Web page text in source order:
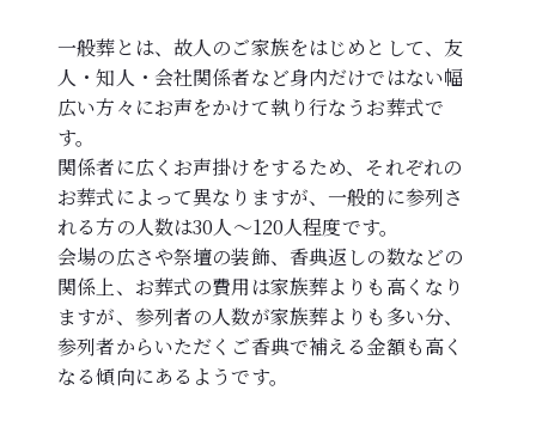
一般葬とは、故人のご家族をはじめとして、友
人・知人・会社関係者など身内だけではない幅
広い方々にお声をかけて執り行なうお葬式で
す。
関係者に広くお声掛けをするため、それぞれの
お葬式によって異なりますが、一般的に参列さ
れる方の人数は30人～120人程度です。
会場の広さや祭壇の装飾、香典返しの数などの
関係上、お葬式の費用は家族葬よりも高くなり
ますが、参列者の人数が家族葬よりも多い分、
参列者からいただくご香典で補える金額も高く
なる傾向にあるようです。